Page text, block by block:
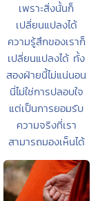
เพราะสิ่งนั้นก็
เปลี่ยนแปลงได้
ความรู้สึกของเราก็
เปลี่ยนแปลงได้ ทั้ง
สองฝ่ายนี้ไม่แน่นอน
นี่ไม่ใช่การปลอบใจ
แต่เป็นการยอมรับ
ความจริงที่เรา
สามารถมองเห็นได้